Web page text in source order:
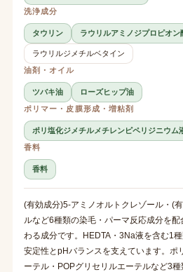
洗浄成分
タウリン ラウリルアミノジプロピオン
ラウリルジメチルベタイン
油剤・オイル
ツバキ油
ローズヒップ油
ポリマー・皮膜形成・増粘剤
ポリ塩化ジメチルメチレンピペリジニウム
香料
香料
(有効成分)5-アミノオルトクレゾール・(
ルなど6種類の染毛・パーマ反応成分を
わる成分です。HEDTA・3Na液を含む1
安定性とpHバランスを支えています。ポ
ーテル・POPグリセリルエーテルなど3